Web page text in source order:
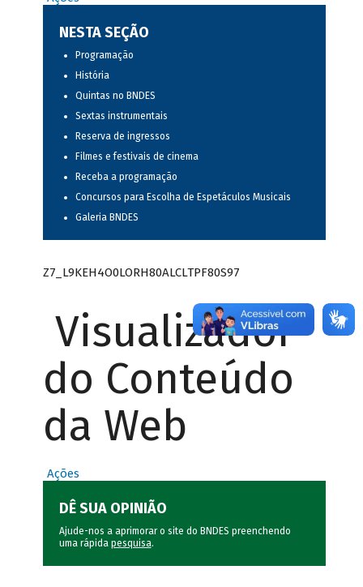
NESTA SEÇÃO
Programação
História
Quintas no BNDES
Sextas instrumentais
Reserva de ingressos
Filmes e festivais de cinema
Receba a programação
Concursos para Escolha de Espetáculos Musicais
Galeria BNDES
Z7_L9KEH4O0LORH80ALCLTPF80S97
Visualizador
do Conteúdo
da Web
Ações
DÊ SUA OPINIÃO
Ajude-nos a aprimorar o site do BNDES preenchendo
uma rápida pesquisa.